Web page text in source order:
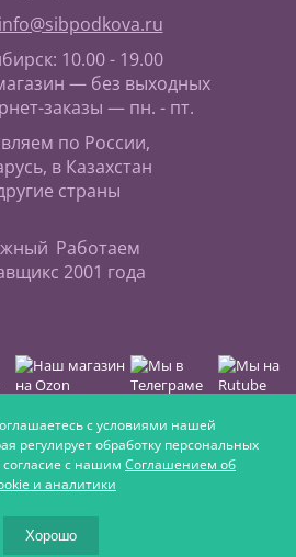
info@sibpodkova.ru
10.00 - 19.00
— без выходных
заказы — пн. - пт.
по России,
в Казахстан
страны
Работаем
с 2001 года
любителей верховой езды,
фермеров
с условиями нашей
регулирует обработку персональных
с нашим Соглашением об
и аналитики
Хорошо